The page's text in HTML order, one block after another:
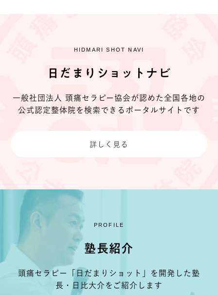
HIDMARI SHOT NAVI
日だまりショットナビ
一般社団法人 頭痛セラピー協会が認めた全国各地の
公式認定整体院を検索できる ポータルサイトです
詳しく見る
PROFILE
塾長紹介
頭痛セラピー「日だまりショット」を開発した 塾
長・日比大介をご紹介します